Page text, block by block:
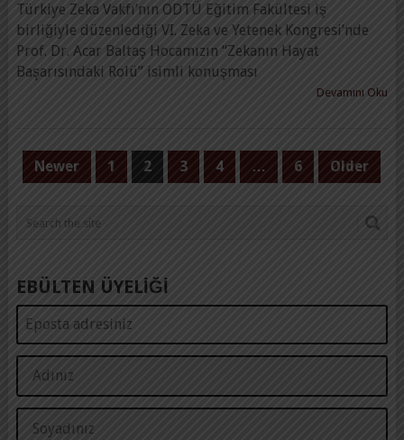
Türkiye Zeka Vakfı’nın ODTÜ Eğitim Fakültesi iş
birliğiyle düzenlediği VI. Zeka ve Yetenek Kongresi’nde
Prof. Dr. Acar Baltaş Hocamızın “Zekanın Hayat
Başarısındaki Rolü” isimli konuşması
Devamını Oku
YAZI
Newer 1 2 3 4 … 6 Older
EBÜLTEN ÜYELİĞİ